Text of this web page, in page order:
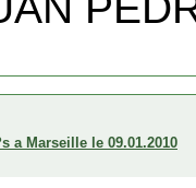
a Marseille le 09.01.2010